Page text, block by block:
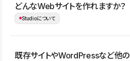
どんなWebサイトを作れますか？
Studioについて
コーポレートサイト、サービスサイト
既存サイトやWordPressなど他